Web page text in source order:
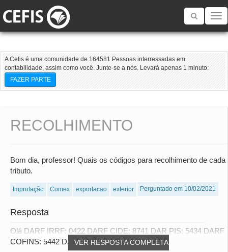
Toggle
A Cefis é uma comunidade de 164581 Pessoas interressadas em
contabilidade, assim como você. Junte-se a nós. Levará apenas 1 minuto:
FAZER PARTE
RECOLHIMENTO
Bom dia, professor! Quais os códigos para recolhimento de cada
tributo.
Improtação Comex exportacao exterior Perguntado em 10/02/2021
Resposta
VER RESPOSTA COMPLETA
Olá DARF IRRF: 0422 DARF CIDE: 8741 DAR PIS: 5434 DARF
COFINS: 5442 DARF IOF: 5220